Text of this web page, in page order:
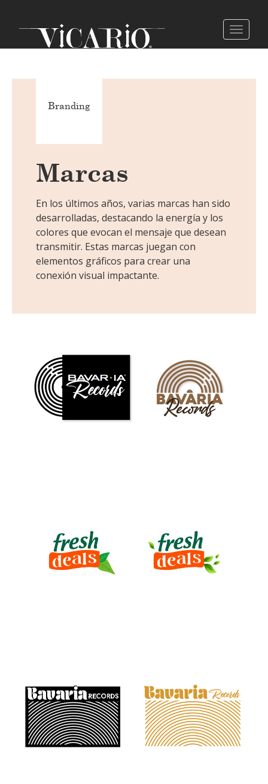
Branding
Marcas
En los últimos años, varias marcas han sido
desarrolladas, destacando la energía y los
colores que evocan el mensaje que desean
transmitir. Estas marcas juegan con
elementos gráficos para crear una
conexión visual impactante.